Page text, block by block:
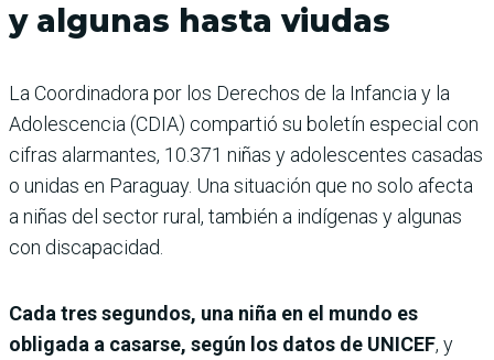
y algunas hasta viudas
La Coordinadora por los Derechos de la Infancia y la
Adolescencia (CDIA) compartió su boletín especial con
cifras alarmantes, 10.371 niñas y adolescentes casadas
o unidas en Paraguay. Una situación que no solo afecta
a niñas del sector rural, también a indígenas y algunas
con discapacidad.
Cada tres segundos, una niña en el mundo es
obligada a casarse, según los datos de UNICEF, y